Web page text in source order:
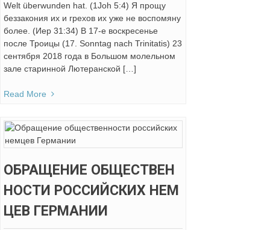
Welt überwunden hat. (1Joh 5:4) Я прощу
беззакония их и грехов их уже не воспомяну
более. (Иер 31:34) В 17-е воскресенье
после Троицы (17. Sonntag nach Trinitatis) 23
сентября 2018 года в Большом молельном
зале старинной Лютеранской […]
Read More
ОБРАЩЕНИЕ ОБЩЕСТВЕН
НОСТИ РОССИЙСКИХ НЕМ
ЦЕВ ГЕРМАНИИ